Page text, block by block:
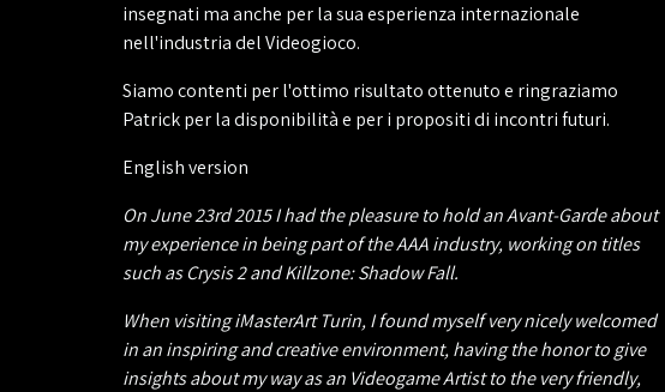
insegnati ma anche per la sua esperienza internazionale
nell'industria del Videogioco.
Siamo contenti per l'ottimo risultato ottenuto e ringraziamo
Patrick per la disponibilità e per i propositi di incontri futuri.
English version
On June 23rd 2015 I had the pleasure to hold an Avant-Garde about
my experience in being part of the AAA industry, working on titles
such as Crysis 2 and Killzone: Shadow Fall.
When visiting iMasterArt Turin, I found myself very nicely welcomed
in an inspiring and creative environment, having the honor to give
insights about my way as an Videogame Artist to the very friendly,